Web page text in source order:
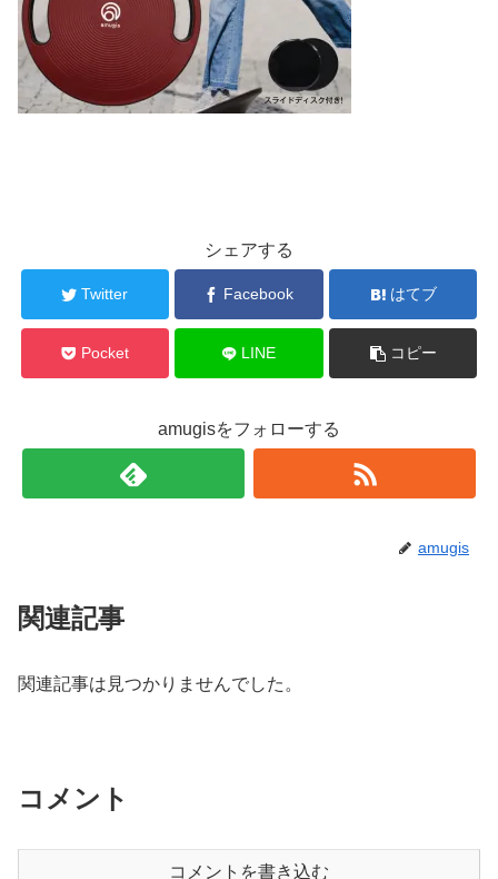
シェアする
Twitter Facebook はてブ
Pocket LINE コピー
amugisをフォローする
amugis
関連記事
関連記事は見つかりませんでした。
コメント
コメントを書き込む